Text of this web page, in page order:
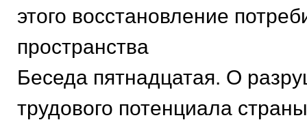
этого восстановление
пространства
Беседа пятнадцатая. О
трудового потенциала